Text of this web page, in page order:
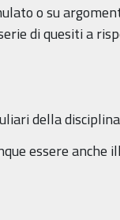
o su
di quesiti a
della
essere